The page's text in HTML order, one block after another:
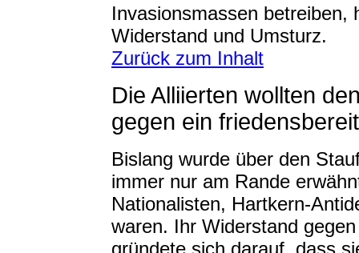
Invasionsmassen
Widerstand und Umsturz.
Zurück zum Inhalt
Die Alliierten wollten
gegen ein
Bislang wurde über den
immer nur am Rande
Nationalisten, Hartkern-
waren. Ihr Widerstand
gründete sich darauf, dass